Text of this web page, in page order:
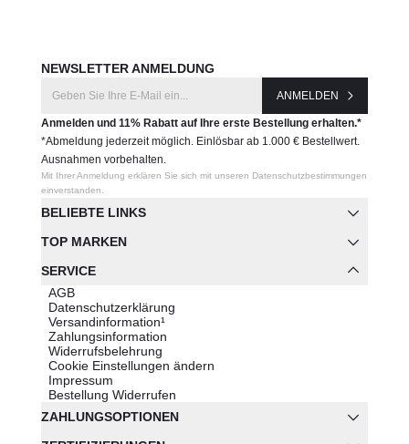
BELIEBTE LINKS
TOP MARKEN
SERVICE
AGB
Datenschutzerklärung
Versandinformation¹
Zahlungsinformation
Widerrufsbelehrung
Cookie Einstellungen ändern
Impressum
Bestellung Widerrufen
NEWSLETTER ANMELDUNG
ANMELDEN
Anmelden und 11% Rabatt auf Ihre erste Bestellung erhalten.*
*Abmeldung jederzeit möglich. Einlösbar ab 1.000 € Bestellwert.
Ausnahmen vorbehalten.
Mit Ihrer Anmeldung erklären Sie sich mit unseren Datenschutzbestimmungen
einverstanden.
ZAHLUNGSOPTIONEN